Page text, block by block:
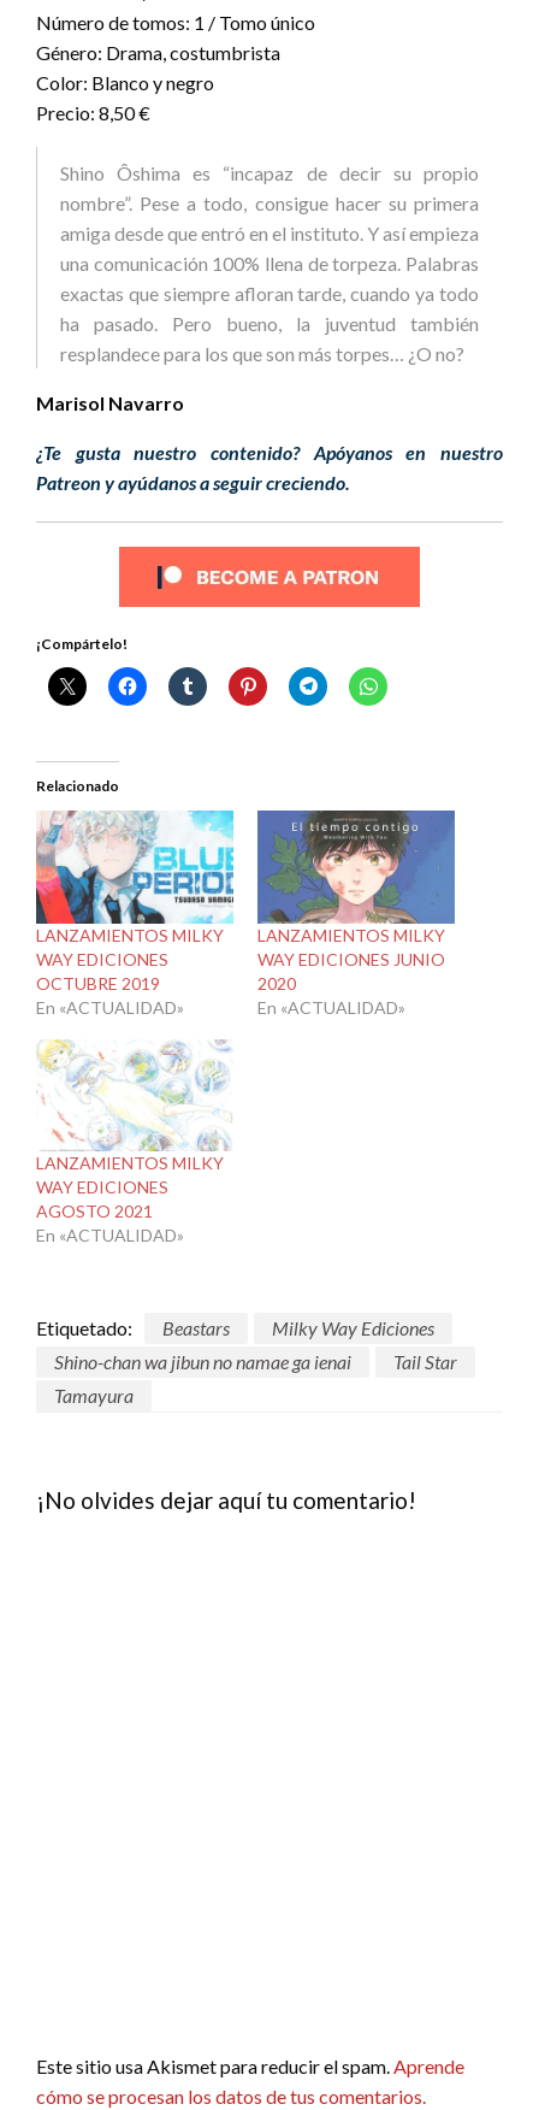
Número de tomos: 1 / Tomo único
Género: Drama, costumbrista
Color: Blanco y negro
Precio: 8,50 €
Shino Ôshima es “incapaz de decir su propio
nombre”. Pese a todo, consigue hacer su primera
amiga desde que entró en el instituto. Y así empieza
una comunicación 100% llena de torpeza. Palabras
exactas que siempre afloran tarde, cuando ya todo
ha pasado. Pero bueno, la juventud también
resplandece para los que son más torpes… ¿O no?
Marisol Navarro
¿Te gusta nuestro contenido? Apóyanos en nuestro
Patreon y ayúdanos a seguir creciendo.
¡Compártelo!
Relacionado
LANZAMIENTOS MILKY
WAY EDICIONES
OCTUBRE 2019
En «ACTUALIDAD»
LANZAMIENTOS MILKY
WAY EDICIONES JUNIO
2020
En «ACTUALIDAD»
LANZAMIENTOS MILKY
WAY EDICIONES
AGOSTO 2021
En «ACTUALIDAD»
Etiquetado: Beastars
Milky Way Ediciones
Shino-chan wa jibun no namae ga ienai
Tail Star
Tamayura
¡No olvides dejar aquí tu comentario!
Este sitio usa Akismet para reducir el spam.Aprende
cómo se procesan los datos de tus comentarios.